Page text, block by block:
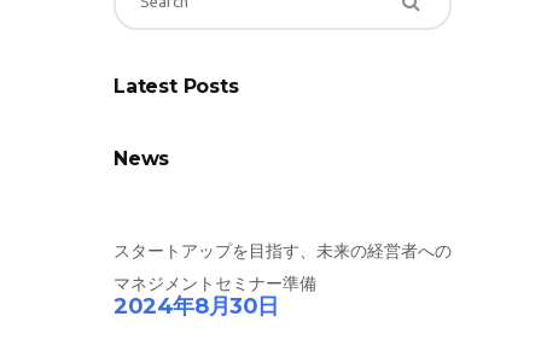
Latest Posts
News
スタートアップを目指す、未来の経営者への
マネジメントセミナー準備
2024年8月30日